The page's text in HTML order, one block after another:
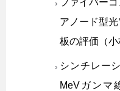
ファイバー
アノード型
板の評価（
シンチレー
MeVガンマ